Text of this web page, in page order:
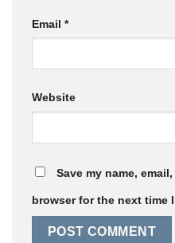
Email *
Website
Save my name,
browser for the next time